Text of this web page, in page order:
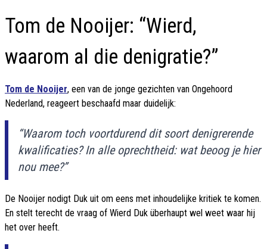
Tom de Nooijer: “Wierd,
waarom al die denigratie?”
Tom de Nooijer, een van de jonge gezichten van Ongehoord
Nederland, reageert beschaafd maar duidelijk:
“Waarom toch voortdurend dit soort denigrerende
kwalificaties? In alle oprechtheid: wat beoog je hier
nou mee?”
De Nooijer nodigt Duk uit om eens met inhoudelijke kritiek te komen.
En stelt terecht de vraag of Wierd Duk überhaupt wel weet waar hij
het over heeft.